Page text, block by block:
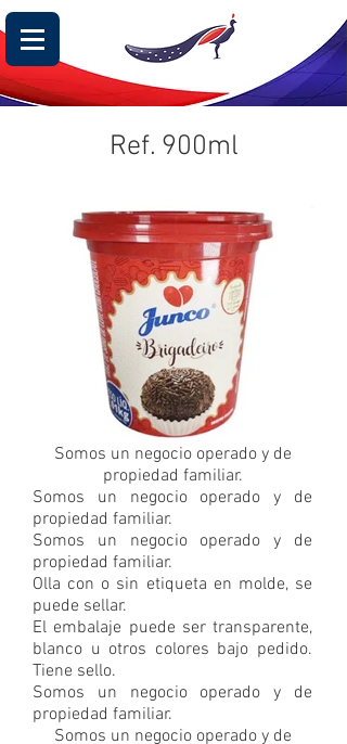
Ref. 900ml
Somos un negocio operado y de
propiedad familiar.
Somos un negocio operado y de
propiedad familiar.
Somos un negocio operado y de
propiedad familiar.
Olla con o sin etiqueta en molde, se
puede sellar.
El embalaje puede ser transparente,
blanco u otros colores bajo pedido.
Tiene sello.
Somos un negocio operado y de
propiedad familiar.
Somos un negocio operado y de